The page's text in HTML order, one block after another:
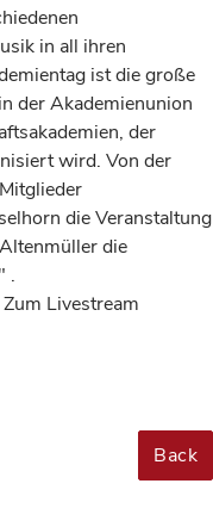
in all ihren
ist die große
der Akademienunion
der
wird. Von der
die Veranstaltung
die
.
Zum Livestream
Back